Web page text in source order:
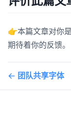
👉本篇文章对你
期待着你的反馈。
团队共享字体